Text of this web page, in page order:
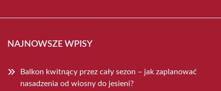
NAJNOWSZE WPISY
Balkon kwitnący przez cały sezon – jak zaplanować
nasadzenia od wiosny do jesieni?